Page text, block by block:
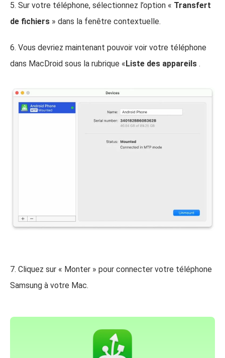
5. Sur votre téléphone, sélectionnez l’option « Transfert
de fichiers » dans la fenêtre contextuelle.
6. Vous devriez maintenant pouvoir voir votre téléphone
dans MacDroid sous la rubrique « Liste des appareils .
7. Cliquez sur « Monter » pour connecter votre téléphone
Samsung à votre Mac.